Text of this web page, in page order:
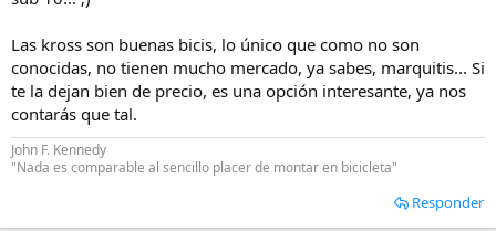
Las kross son buenas bicis, lo único que como no son
conocidas, no tienen mucho mercado, ya sabes, marquitis... Si
te la dejan bien de precio, es una opción interesante, ya nos
contarás que tal.
John F. Kennedy
"Nada es comparable al sencillo placer de montar en bicicleta"
Responder